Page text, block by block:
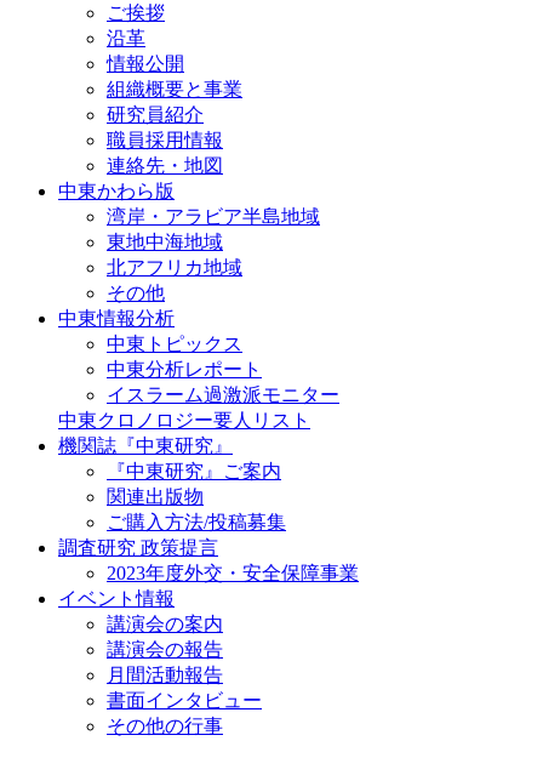
ご挨拶
沿革
情報公開
組織概要と事業
研究員紹介
職員採用情報
連絡先・地図
中東かわら版
湾岸・アラビア半島地域
東地中海地域
北アフリカ地域
その他
中東情報分析
中東トピックス
中東分析レポート
イスラーム過激派モニター
中東クロノロジー要人リスト
機関誌『中東研究』
『中東研究』ご案内
関連出版物
ご購入方法/投稿募集
調査研究 政策提言
2023年度外交・安全保障事業
イベント情報
講演会の案内
講演会の報告
月間活動報告
書面インタビュー
その他の行事